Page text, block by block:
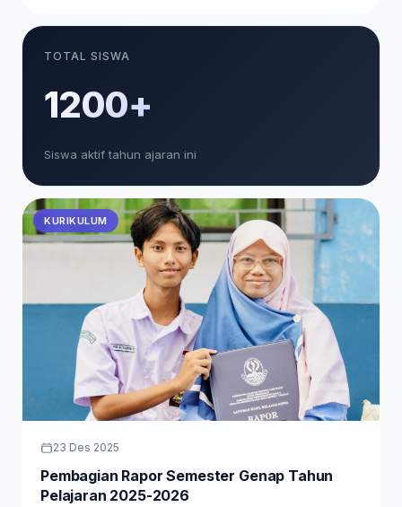
TOTAL SISWA
1200+
Siswa aktif tahun ajaran ini
KURIKULUM
23 Des 2025
Pembagian Rapor Semester Genap Tahun
Pelajaran 2025-2026